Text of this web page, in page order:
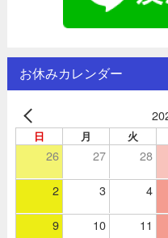
お休みカレンダー
日 月 火
26 27 28
2 3 4
9 10 11